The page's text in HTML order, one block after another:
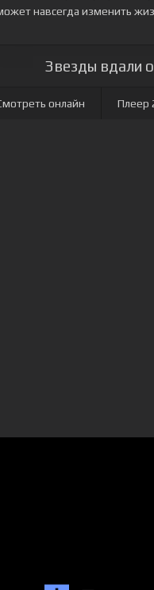
навсегда изменить
Звезды вдали
онлайн Плеер